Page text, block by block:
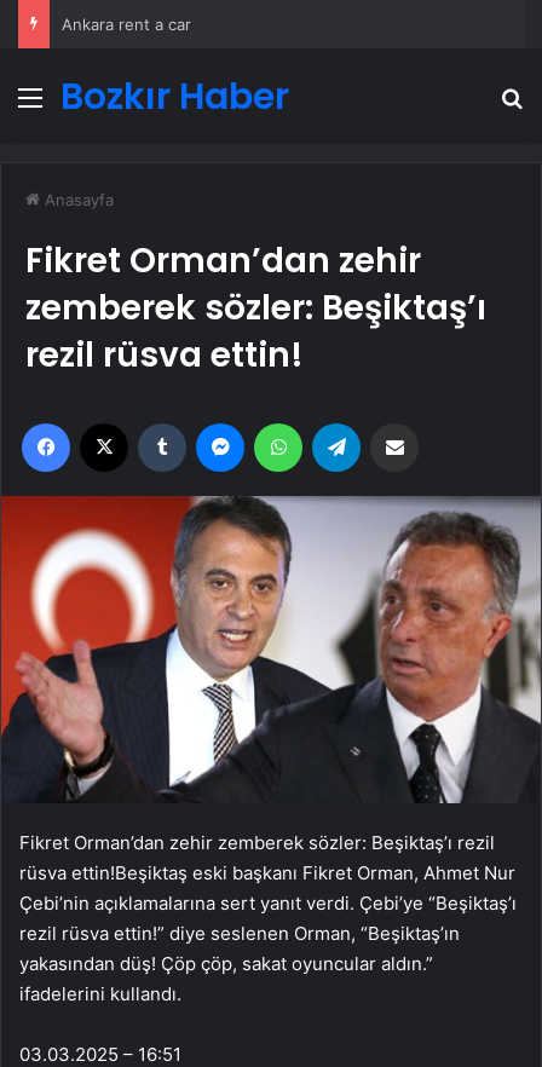
Ankara rent a car
Menü
Bozkır Haber
Anasayfa
Fikret Orman’dan zehir
zemberek sözler: Beşiktaş’ı
rezil rüsva ettin!
Facebook Tumblr MessengerWhatsApp
Fikret Orman’dan zehir zemberek sözler: Beşiktaş’ı rezil
rüsva ettin!Beşiktaş eski başkanı Fikret Orman, Ahmet Nur
Çebi’nin açıklamalarına sert yanıt verdi. Çebi’ye “Beşiktaş’ı
rezil rüsva ettin!” diye seslenen Orman, “Beşiktaş’ın
yakasından düş! Çöp çöp, sakat oyuncular aldın.”
ifadelerini kullandı.
03.03.2025 – 16:51